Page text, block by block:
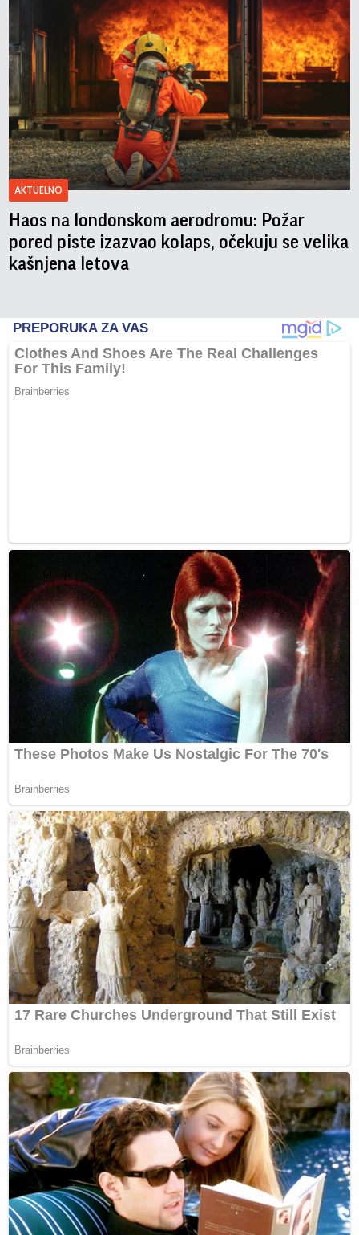
AKTUELNO
Haos na londonskom aerodromu: Požar
pored piste izazvao kolaps, očekuju se velika
kašnjena letova